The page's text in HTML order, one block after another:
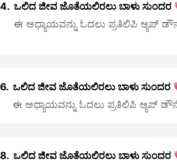
4. ಒಲಿದ ಜೀವ ಜೊತೆಯಲಿರಲು ಬಾಳು
ಈ ಅಧ್ಯಾಯವನ್ನು ಓದಲು ಪ್ರತಿಲಿಪಿ ಆ್ಯಪ್
6. ಒಲಿದ ಜೀವ ಜೊತೆಯಲಿರಲು ಬಾಳು ಸುಂದರ
ಈ ಅಧ್ಯಾಯವನ್ನು ಓದಲು ಪ್ರತಿಲಿಪಿ ಆ್ಯಪ್
8. ಒಲಿದ ಜೀವ ಜೊತೆಯಲಿರಲು ಬಾಳು ಸುಂದರ